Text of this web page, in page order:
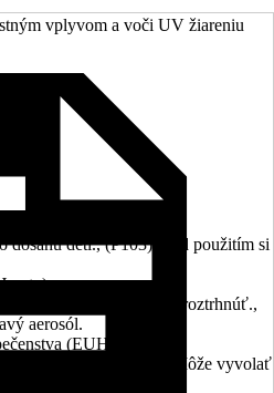
vplyvom a voči UV žiareniu
(P vety)
dosahu detí., (P103) Pred použitím si
vety)
Pri zahriatí sa môže roztrhnúť.,
aerosól.
(EUH vety)
3(2H)-on. Môže vyvolať